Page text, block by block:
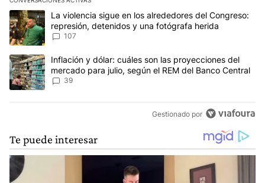
Este listado muestra los artículos con más comentarios en los
Un artículo de tendencia con el título "La violencia sigue en los
La violencia sigue en los alrededores del Congreso:
represión, detenidos y una fotógrafa herida
107
Un artículo de tendencia con el título "Inflación y dólar: cuáles
Inflación y dólar: cuáles son las proyecciones del
mercado para julio, según el REM del Banco Central
39
Gestionado por